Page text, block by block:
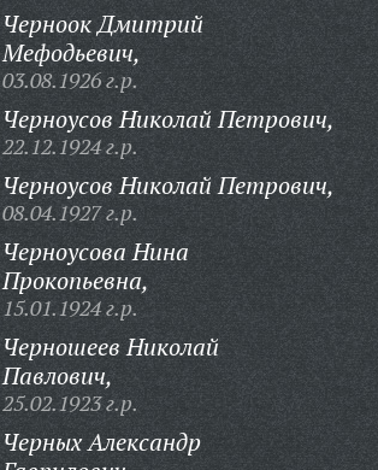
Черноок Дмитрий
Мефодьевич,
03.08.1926 г.р.
Черноусов Николай Петрович,
22.12.1924 г.р.
Черноусов Николай Петрович,
08.04.1927 г.р.
Черноусова Нина
Прокопьевна,
15.01.1924 г.р.
Черношеев Николай
Павлович,
25.02.1923 г.р.
Черных Александр